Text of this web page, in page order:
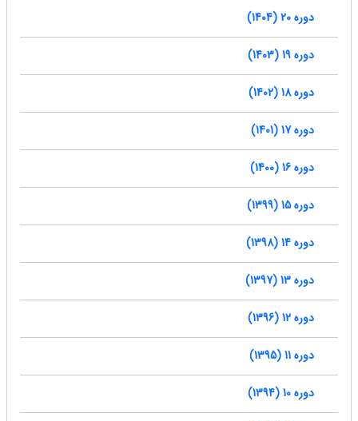
دوره 20 (1404)
دوره 19 (1403)
دوره 18 (1402)
دوره 17 (1401)
دوره 16 (1400)
دوره 15 (1399)
دوره 14 (1398)
دوره 13 (1397)
دوره 12 (1396)
دوره 11 (1395)
دوره 10 (1394)